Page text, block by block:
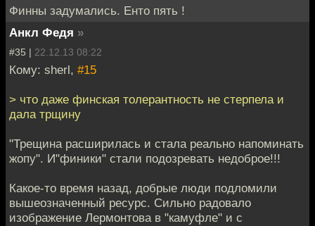
Финны задумались. Енто пять !
Анкл Федя »
#35 | 22.12.13 08:22
Кому: sherl, #15
> что даже финская толерантность не стерпела и
дала трщину
"Трещина расширилась и стала реально напоминать
жопу". И"финики" стали подозревать недоброе!!!
Какое-то время назад, добрые люди подломили
вышеозначенный ресурс. Сильно радовало
изображение Лермонтова в "камуфле" и с